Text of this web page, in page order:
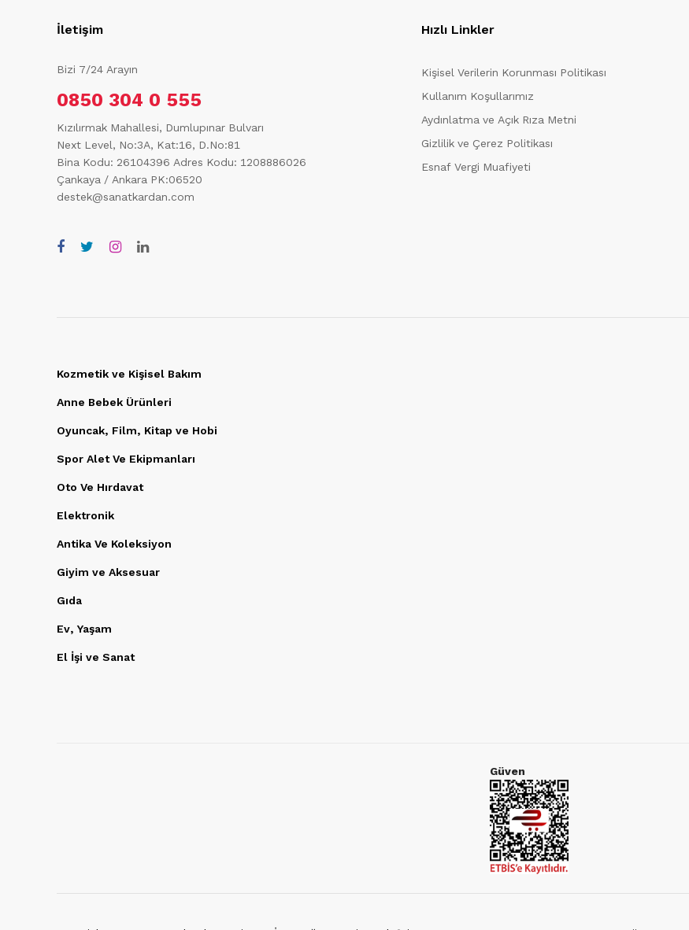
İletişim
Bizi 7/24 Arayın
0850 304 0 555
Kızılırmak Mahallesi, Dumlupınar Bulvarı
Next Level, No:3A, Kat:16, D.No:81
Bina Kodu: 26104396 Adres Kodu: 1208886026
Çankaya / Ankara PK:06520
destek@sanatkardan.com
Hızlı Linkler
Kişisel Verilerin Korunması Politikası
Kullanım Koşullarımız
Aydınlatma ve Açık Rıza Metni
Gizlilik ve Çerez Politikası
Esnaf Vergi Muafiyeti
Kozmetik ve Kişisel Bakım
Anne Bebek Ürünleri
Oyuncak, Film, Kitap ve Hobi
Spor Alet Ve Ekipmanları
Oto Ve Hırdavat
Elektronik
Antika Ve Koleksiyon
Giyim ve Aksesuar
Gıda
Ev, Yaşam
El İşi ve Sanat
Güven